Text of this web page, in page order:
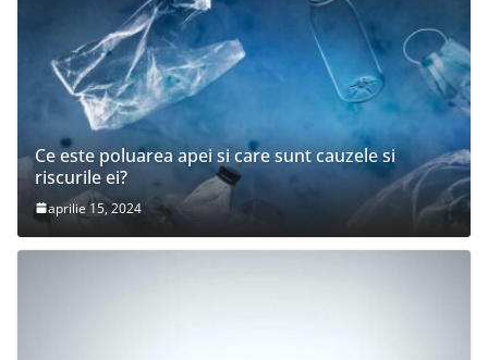
Ce este poluarea apei si care sunt cauzele si
riscurile ei?
aprilie 15, 2024